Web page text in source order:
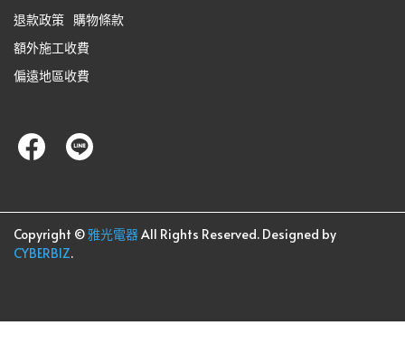
退款政策 購物條款
額外施工收費
偏遠地區收費
Copyright ©雅光電器All Rights Reserved. Designed by
CYBERBIZ.